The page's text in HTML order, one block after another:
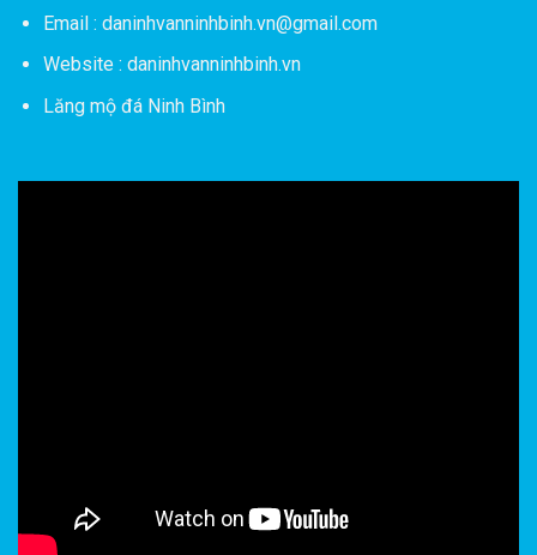
Email : daninhvanninhbinh.vn@gmail.com
Website : daninhvanninhbinh.vn
Lăng mộ đá Ninh Bình